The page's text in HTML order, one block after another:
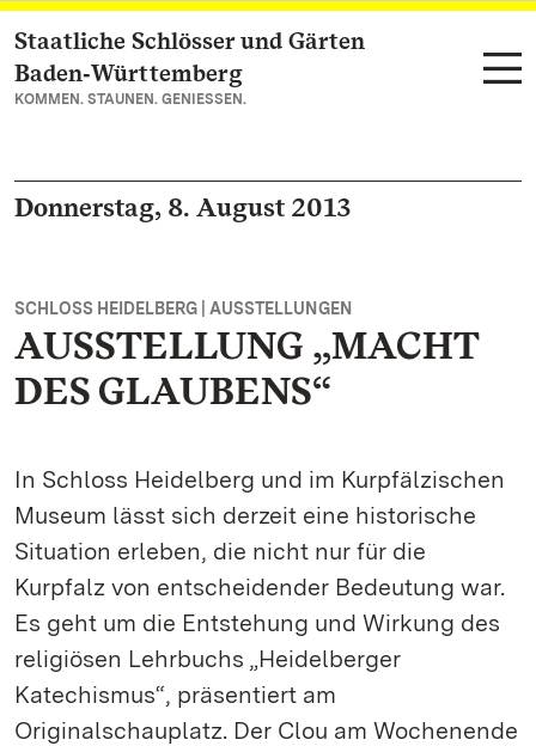
Zum Hauptinhalt springen
Staatliche Schlösser und Gärten
Baden‑Württemberg
KOMMEN. STAUNEN. GENIESSEN.
Donnerstag, 8. August 2013
SCHLOSS HEIDELBERG | AUSSTELLUNGEN
AUSSTELLUNG „MACHT
DES GLAUBENS“
In Schloss Heidelberg und im Kurpfälzischen
Museum lässt sich derzeit eine historische
Situation erleben, die nicht nur für die
Kurpfalz von entscheidender Bedeutung war.
Es geht um die Entstehung und Wirkung des
religiösen Lehrbuchs „Heidelberger
Katechismus“, präsentiert am
Originalschauplatz. Der Clou am Wochenende